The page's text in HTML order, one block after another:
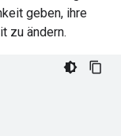
geben, ihre
zu ändern.